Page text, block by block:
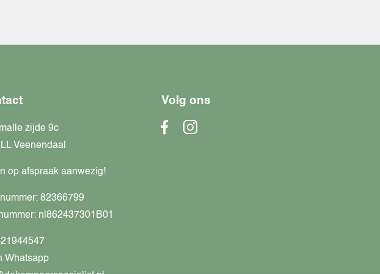
zijde 9c
Veenendaal
op afspraak aanwezig!
82366799
nl862437301B01
Whatsapp
Volg ons